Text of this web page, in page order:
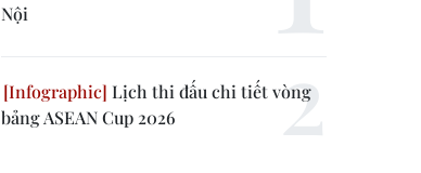
Nội
Lịch thi đấu chi tiết vòng
bảng ASEAN Cup 2026